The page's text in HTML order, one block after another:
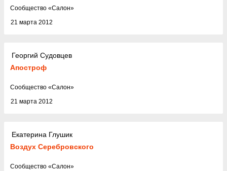
21 марта 2012
Cообщество «Салон»
Георгий Судовцев
Апостроф
21 марта 2012
Cообщество «Салон»
Екатерина Глушик
Воздух Серебровского
Cообщество «Салон»